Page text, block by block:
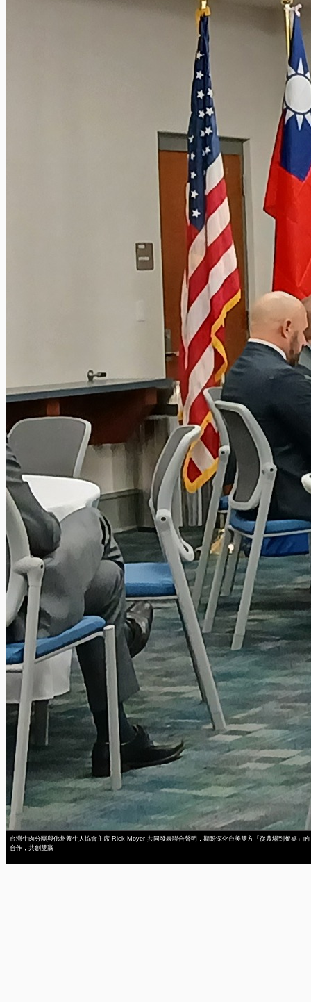
台灣牛肉分團與佛州養牛人協會主席 Rick Moyer 共同發表聯合聲明，期盼深化台美雙方「從農場到餐桌」的
合作，共創雙贏